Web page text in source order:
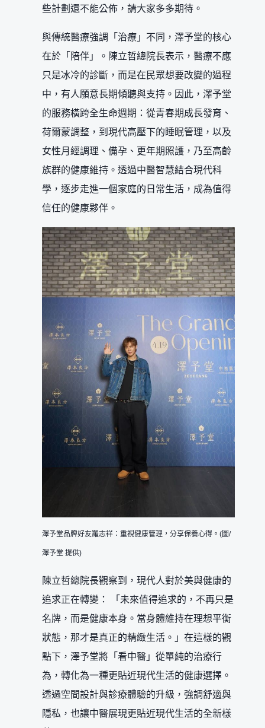
些計劃還不能公佈，請大家多多期待。
與傳統醫療強調「治療」不同，澤予堂的核心
在於「陪伴」。陳立哲總院長表示，醫療不應
只是冰冷的診斷，而是在民眾想要改變的過程
中，有人願意長期傾聽與支持。因此，澤予堂
的服務橫跨全生命週期：從青春期成長發育、
荷爾蒙調整，到現代高壓下的睡眠管理，以及
女性月經調理、備孕、更年期照護，乃至高齡
族群的健康維持。透過中醫智慧結合現代科
學，逐步走進一個家庭的日常生活，成為值得
信任的健康夥伴。
澤予堂品牌好友羅志祥：重視健康管理，分享保養心得。(圖/
澤予堂 提供)
陳立哲總院長觀察到，現代人對於美與健康的
追求正在轉變： 「未來值得追求的，不再只是
名牌，而是健康本身。當身體維持在理想平衡
狀態，那才是真正的精緻生活。」在這樣的觀
點下，澤予堂將「看中醫」從單純的治療行
為，轉化為一種更貼近現代生活的健康選擇。
透過空間設計與診療體驗的升級，強調舒適與
隱私，也讓中醫展現更貼近現代生活的全新樣